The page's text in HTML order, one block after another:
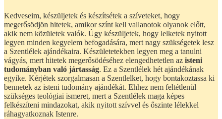
Kedveseim, készüljetek és készítsétek a szíveteket, hogy
megerősödjön hitetek, amikor színt kell vallanotok olyanok előtt,
akik nem közületek valók. Úgy készüljetek, hogy lelketek nyitott
legyen minden kegyelem befogadására, mert nagy szükségetek lesz
a Szentlélek ajándékaira. Készületetekben legyen meg a tanulni
vágyás, mert hitetek megerősödéséhez elengedhetetlen az isteni
tudományban való jártasság. Ez a Szentlélek hét ajándékának
egyike. Kérjétek szorgalmasan a Szentlelket, hogy bontakoztassa ki
bennetek az isteni tudomány ajándékát. Ehhez nem feltétlenül
szükséges teológiai ismeret, mert a Szentlélek maga képes
felkészíteni mindazokat, akik nyitott szívvel és őszinte lélekkel
ráhagyatkoznak Istenre.